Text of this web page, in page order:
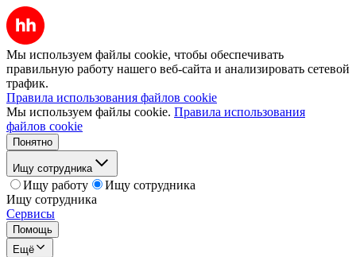
Мы используем файлы cookie, чтобы обеспечивать
правильную работу нашего веб-сайта и анализировать сетевой
трафик.
Правила использования файлов cookie
Мы используем файлы cookie. Правила использования
файлов cookie
Понятно
Ищу сотрудника
Ищу работу
Ищу сотрудника
Ищу сотрудника
Сервисы
Помощь
Ещё